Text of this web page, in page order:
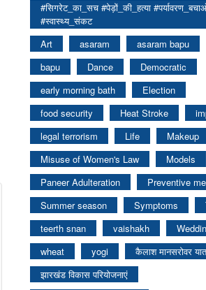
#सिगरेट_का_सच #पेड़ों_की_हत्या
#स्वास्थ्य_संकट
Art
asaram
asaram bapu
bapu
Dance
Democratic
early morning bath
Election
food security
Heat Stroke
legal terrorism
Life
Makeup
Misuse of Women's Law
Models
Paneer Adulteration
Preventive
Summer season
Symptoms
teerth snan
vaishakh
wheat
yogi
कैलाश मानसरोवर
झारखंड विकास परियोजनाएं